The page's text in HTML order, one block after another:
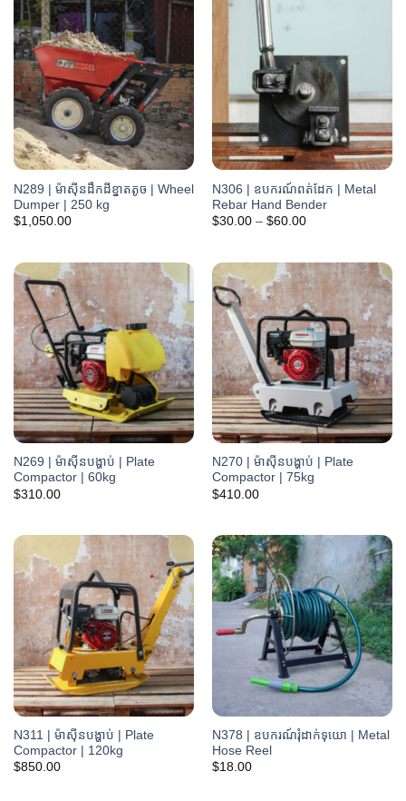
N289 | ម៉ាស៊ីនដឹកដីខ្នាតតូច | Wheel
Dumper | 250 kg
$1,050.00
N306 | ឧបករណ៍ពត់ដែក | Metal
Rebar Hand Bender
$30.00 – $60.00Price
$60.00
N269 | ម៉ាស៊ីនបង្ហាប់ | Plate
Compactor | 60kg
$310.00
N270 | ម៉ាស៊ីនបង្ហាប់ | Plate
Compactor | 75kg
$410.00
N311 | ម៉ាស៊ីនបង្ហាប់ | Plate
Compactor | 120kg
$850.00
N378 | ឧបករណ៍រុំដាក់ទុយោ | Metal
Hose Reel
$18.00